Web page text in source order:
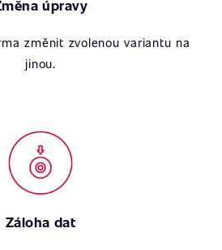
úpravy
změnit zvolenou variantu na
jinou.
Záloha dat